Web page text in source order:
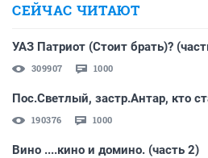
СЕЙЧАС ЧИТАЮТ
УАЗ Патриот (Стоит брать)?
309907 1000
Пос.Светлый, застр.Антар, кто
190376 1000
Вино ....кино и домино. (часть 2)